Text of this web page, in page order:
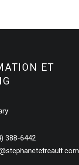
ET
388-6442